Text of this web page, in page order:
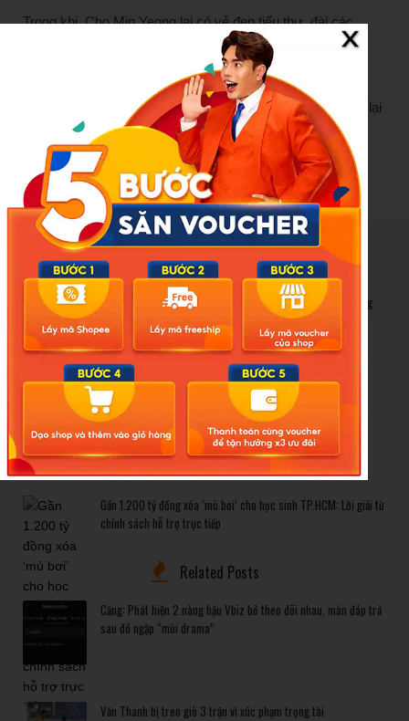
Trong khi, Cho Min Yeong lại có vẻ đẹp tiểu thư, đài các
Chia sẻ về vấn đề này, Cho Min Yeong cho biết, cô không
cảm thấy buồn vì điều đó bởi, ở mỗi thời điểm, mọi người lại
có một chuẩn mực đánh giá sắc đẹp khác nhau.
New Posts
Bão số 3 hình thành trên Biển Đông: Vì sao không ảnh hưởng
đất liền vẫn cần cảnh giác cao độ?
Cảnh báo thủ đoạn lừa đảo kết hôn: Khi sính lễ trở thành ‘cái
bẫy’ tinh vi
Gần 1.200 tỷ đồng xóa ‘mù bơi’ cho học sinh TP.HCM: Lời giải từ
chính sách hỗ trợ trực tiếp
Related Posts
Căng: Phát hiện 2 nàng hậu Vbiz bỏ theo dõi nhau, màn đáp trả
sau đó ngập “mùi drama”
Văn Thanh bị treo giò 3 trận vì xúc phạm trọng tài